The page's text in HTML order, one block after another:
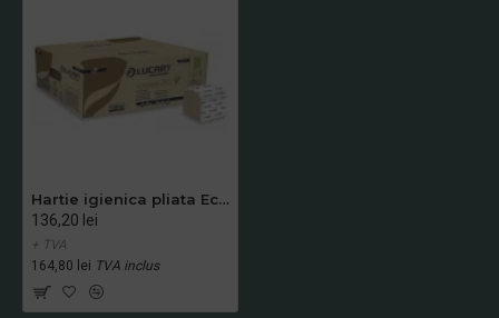
Hartie igienica pliata Econatural, 210 buc/ pachet, 40 pachete/bax, 811A74, Lucart
136,20 lei
+ TVA
164,80 lei TVA inclus